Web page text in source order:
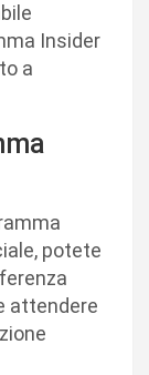
Insider
a
potete
attendere